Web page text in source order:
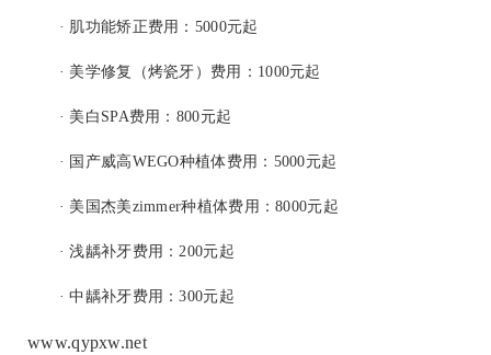
· 肌功能矫正费用：5000元起
· 美学修复（烤瓷牙）费用：1000元起
· 美白SPA费用：800元起
· 国产威高WEGO种植体费用：5000元起
· 美国杰美zimmer种植体费用：8000元起
· 浅龋补牙费用：200元起
· 中龋补牙费用：300元起
www.qypxw.net